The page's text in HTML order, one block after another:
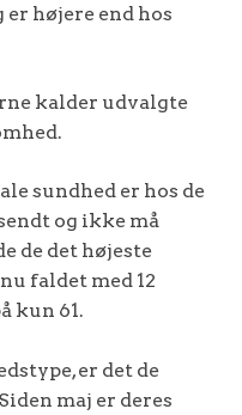
er højere end hos
kalder udvalgte
sundhed er hos de
og ikke må
de det højeste
faldet med 12
kun 61.
er det de
maj er deres